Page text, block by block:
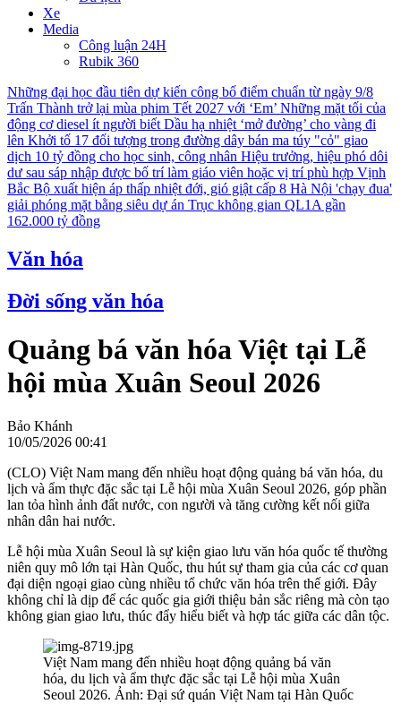
Xe
Media
Công luận 24H
Rubik 360
Những đại học đầu tiên dự kiến công bố điểm chuẩn từ ngày 9/8
Trấn Thành trở lại mùa phim Tết 2027 với ‘Em’ Những mặt tối của
động cơ diesel ít người biếtDầu hạ nhiệt ‘mở đường’ cho vàng đi
lên Khởi tố 17 đối tượng trong đường dây bán ma túy "cỏ" giao
dịch 10 tỷ đồng cho học sinh, công nhân Hiệu trưởng, hiệu phó dôi
dư sau sáp nhập được bố trí làm giáo viên hoặc vị trí phù hợp Vịnh
Bắc Bộ xuất hiện áp thấp nhiệt đới, gió giật cấp 8 Hà Nội 'chạy đua'
giải phóng mặt bằng siêu dự án Trục không gian QL1A gần
162.000 tỷ đồng
Văn hóa
Đời sống văn hóa
Quảng bá văn hóa Việt tại Lễ
hội mùa Xuân Seoul 2026
Bảo Khánh
10/05/2026 00:41
(CLO) Việt Nam mang đến nhiều hoạt động quảng bá văn hóa, du
lịch và ẩm thực đặc sắc tại Lễ hội mùa Xuân Seoul 2026, góp phần
lan tỏa hình ảnh đất nước, con người và tăng cường kết nối giữa
nhân dân hai nước.
Lễ hội mùa Xuân Seoul là sự kiện giao lưu văn hóa quốc tế thường
niên quy mô lớn tại Hàn Quốc, thu hút sự tham gia của các cơ quan
đại diện ngoại giao cùng nhiều tổ chức văn hóa trên thế giới. Đây
không chỉ là dịp để các quốc gia giới thiệu bản sắc riêng mà còn tạo
không gian giao lưu, thúc đẩy hiểu biết và hợp tác giữa các dân tộc.
Việt Nam mang đến nhiều hoạt động quảng bá văn
hóa, du lịch và ẩm thực đặc sắc tại Lễ hội mùa Xuân
Seoul 2026. Ảnh: Đại sứ quán Việt Nam tại Hàn Quốc